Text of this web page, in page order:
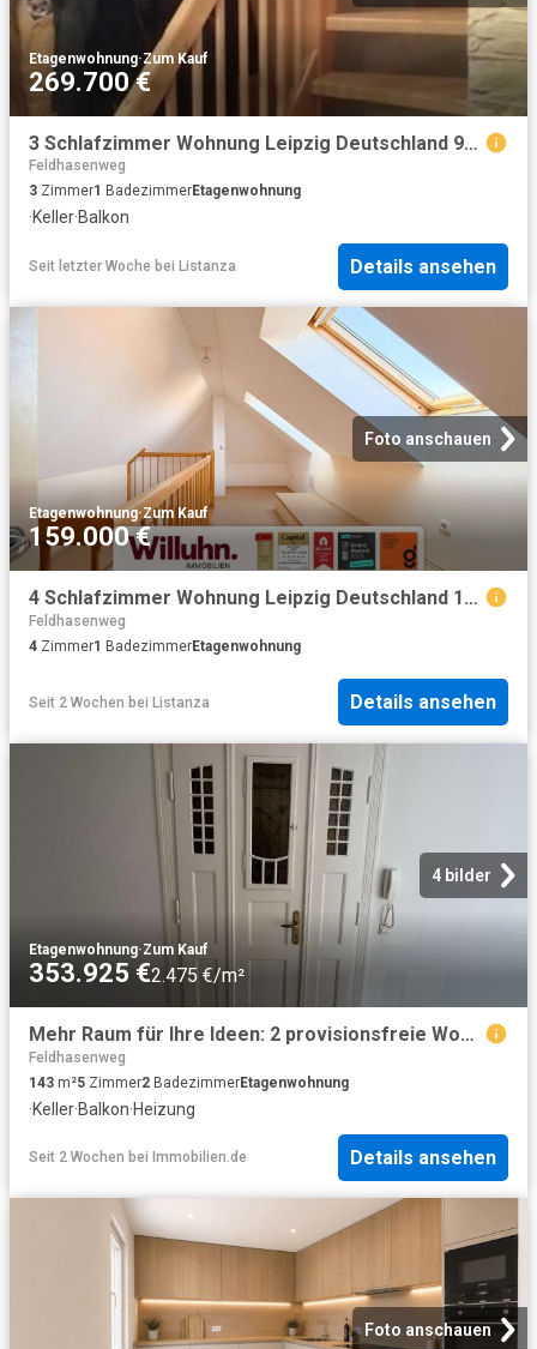
Etagenwohnung·Zum Kauf
269.700 €
3 Schlafzimmer Wohnung Leipzig Deutschland 94600988
Feldhasenweg
3 Zimmer1 BadezimmerEtagenwohnung
·Keller·Balkon
Seit letzter Woche bei Listanza Details ansehen
Foto anschauen
Etagenwohnung·Zum Kauf
159.000 €
4 Schlafzimmer Wohnung Leipzig Deutschland 104226122
Feldhasenweg
4 Zimmer1 BadezimmerEtagenwohnung
Seit 2 Wochen bei Listanza Details ansehen
4 bilder
Etagenwohnung·Zum Kauf
353.925 €2.475 €/m²
Mehr Raum für Ihre Ideen: 2 provisionsfreie Wohnungen
Feldhasenweg
143 m²5 Zimmer2 BadezimmerEtagenwohnung
·Keller·Balkon·Heizung
Seit 2 Wochen bei Immobilien.de Details ansehen
Foto anschauen